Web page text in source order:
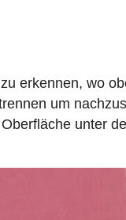
erkennen, wo
um
unter